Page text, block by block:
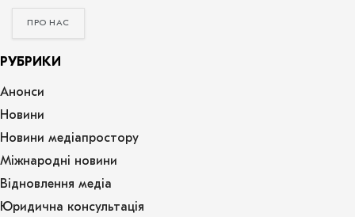
ПРО НАС
РУБРИКИ
Анонси
Новини
Новини медіапростору
Міжнародні новини
Відновлення медіа
Юридична консультація